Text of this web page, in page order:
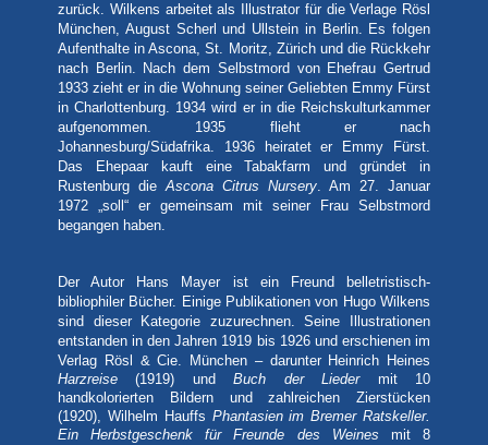
zurück. Wilkens arbeitet als Illustrator für die Verlage Rösl
München, August Scherl und Ullstein in Berlin. Es folgen
Aufenthalte in Ascona, St. Moritz, Zürich und die Rückkehr
nach Berlin. Nach dem Selbstmord von Ehefrau Gertrud
1933 zieht er in die Wohnung seiner Geliebten Emmy Fürst
in Charlottenburg. 1934 wird er in die Reichskulturkammer
aufgenommen. 1935 flieht er nach
Johannesburg/Südafrika. 1936 heiratet er Emmy Fürst.
Das Ehepaar kauft eine Tabakfarm und gründet in
Rustenburg dieAscona Citrus Nursery. Am 27. Januar
1972 „soll“ er gemeinsam mit seiner Frau Selbstmord
begangen haben.
Der Autor Hans Mayer ist ein Freund
belletristisch-
bibliophiler Bücher. Einige Publikationen von Hugo Wilkens
sind dieser Kategorie zuzurechnen. Seine
Illustrationen
entstanden in den Jahren 1919 bis 1926 und erschienen im
Verlag Rösl & Cie. München – darunterHeinrich Heines
Harzreise (1919) und Buch der Liedermit 10
handkolorierten Bildern und zahlreichen Zierstücken
(1920), Wilhelm Hauffs Phantasien im Bremer Ratskeller.
Ein Herbstgeschenk für Freunde des Weines mit 8